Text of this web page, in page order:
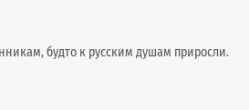
будто к русским душам приросли.